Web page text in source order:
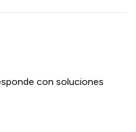
con soluciones